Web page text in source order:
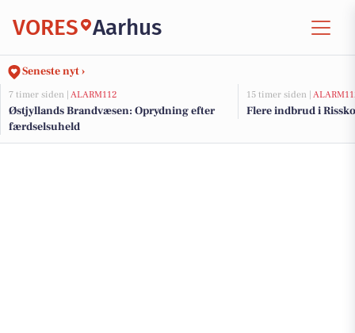
VORES Aarhus
Seneste nyt ›
7 timer siden | ALARM112
Østjyllands Brandvæsen: Oprydning efter
færdselsuheld
15 timer siden |
Flere indbrud i